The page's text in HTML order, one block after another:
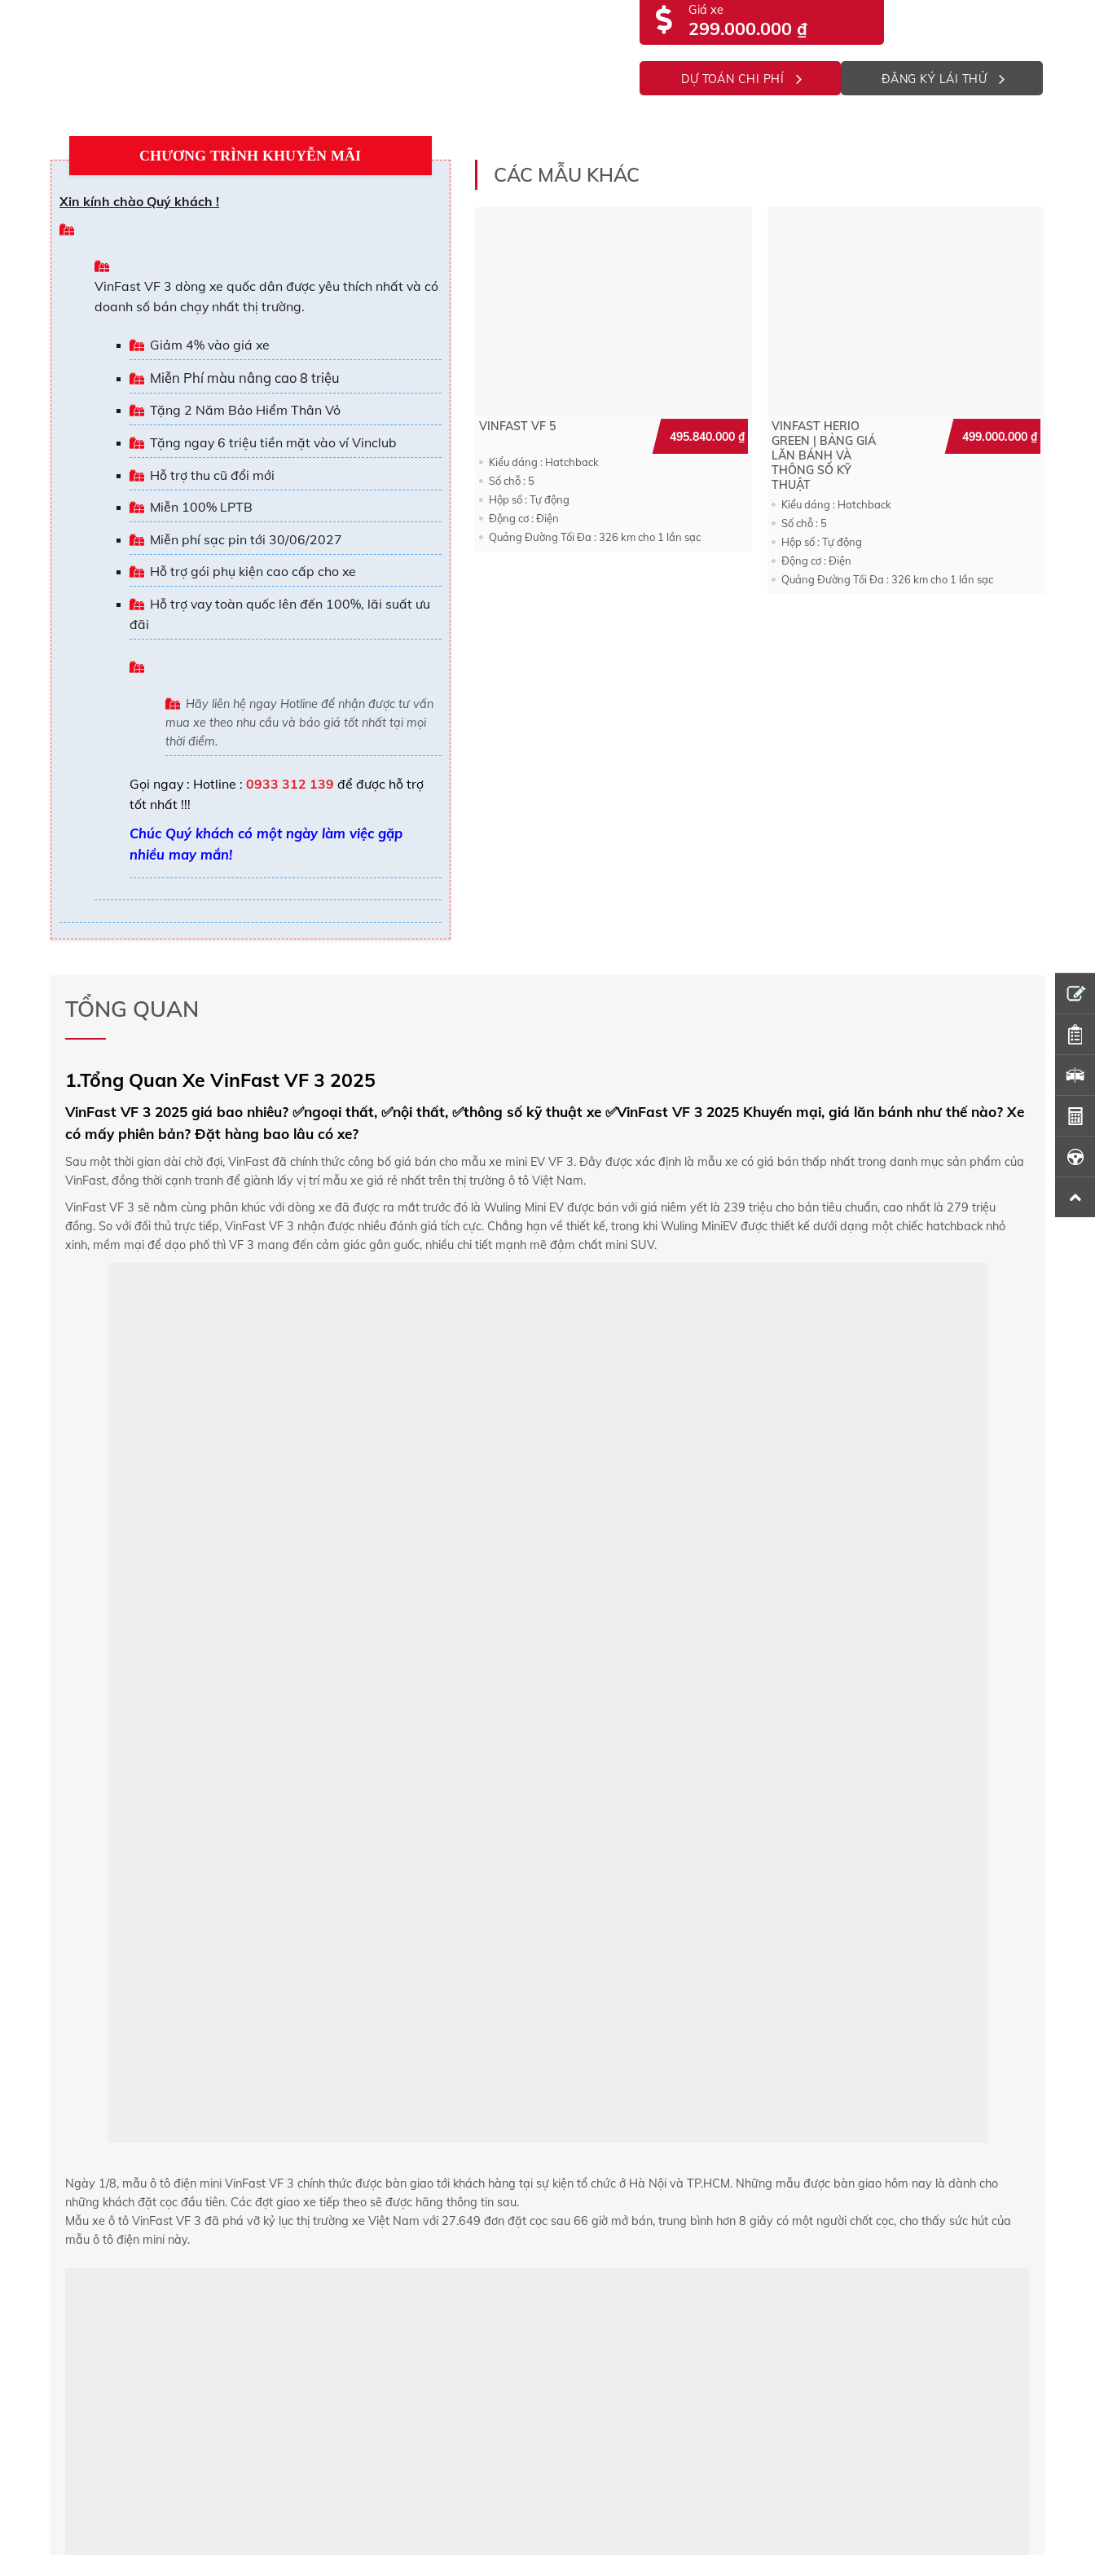
Giá xe
299.000.000 ₫
DỰ TOÁN CHI PHÍ ĐĂNG KÝ LÁI THỬ
CHƯƠNG TRÌNH KHUYỄN MÃI
Xin kính chào Quý khách !
VinFast VF 3 dòng xe quốc dân được yêu thích nhất và có
doanh số bán chạy nhất thị trường.
Giảm 4% vào giá xe
Miễn Phí màu nâng cao 8 triệu
Tặng 2 Năm Bảo Hiểm Thân Vỏ
Tặng ngay 6 triệu tiền mặt vào ví Vinclub
Hỗ trợ thu cũ đổi mới
Miễn 100% LPTB
Miễn phí sạc pin tới 30/06/2027
Hỗ trợ gói phụ kiện cao cấp cho xe
Hỗ trợ vay toàn quốc lên đến 100%, lãi suất ưu
đãi
Hãy liên hệ ngay Hotline để nhận được tư vấn
mua xe theo nhu cầu và báo giá tốt nhất tại mọi
thời điểm.
Gọi ngay : Hotline :0933 312 139 để được hỗ trợ
tốt nhất !!!
Chúc Quý khách có một ngày làm việc gặp
nhiều may mắn!
CÁC MẪU KHÁC
VINFAST VF 5
495.840.000 ₫
Kiểu dáng : Hatchback
Số chỗ : 5
Hộp số : Tự động
Động cơ : Điện
Quảng Đường Tối Đa : 326 km cho 1 lần sạc
VINFAST HERIO
GREEN | BẢNG GIÁ
LĂN BÁNH VÀ
THÔNG SỐ KỸ
THUẬT
499.000.000₫
Kiểu dáng : Hatchback
Số chỗ : 5
Hộp số : Tự động
Động cơ : Điện
Quảng Đường Tối Đa : 326 km cho 1 lần sạc
TỔNG QUAN
1.Tổng Quan Xe VinFast VF 3 2025
VinFast VF 3 2025 giá bao nhiêu? ✅ngoại thất, ✅nội thất, ✅thông số kỹ thuật xe ✅VinFast VF 3 2025 Khuyến mại, giá lăn bánh như thế nào? Xe
có mấy phiên bản? Đặt hàng bao lâu có xe?
Sau một thời gian dài chờ đợi, VinFast đã chính thức công bố giá bán cho mẫu xe mini EV VF 3. Đây được xác định là mẫu xe có giá bán thấp nhất trong danh mục sản phẩm của
VinFast, đồng thời cạnh tranh để giành lấy vị trí mẫu xe giá rẻ nhất trên thị trường ô tô Việt Nam.
VinFast VF 3 sẽ nằm cùng phân khúc với dòng xe đã được ra mắt trước đó là Wuling Mini EV được bán với giá niêm yết là 239 triệu cho bản tiêu chuẩn, cao nhất là 279 triệu
đồng. So với đối thủ trực tiếp, VinFast VF 3 nhận được nhiều đánh giá tích cực. Chẳng hạn về thiết kế, trong khi Wuling MiniEV được thiết kế dưới dạng một chiếc hatchback nhỏ
xinh, mềm mại để dạo phố thì VF 3 mang đến cảm giác gân guốc, nhiều chi tiết mạnh mẽ đậm chất mini SUV.
Ngày 1/8, mẫu ô tô điện mini VinFast VF 3 chính thức được bàn giao tới khách hàng tại sự kiện tổ chức ở Hà Nội và TP.HCM. Những mẫu được bàn giao hôm nay là dành cho
những khách đặt cọc đầu tiên. Các đợt giao xe tiếp theo sẽ được hãng thông tin sau.
Mẫu xe ô tô VinFast VF 3 đã phá vỡ kỷ lục thị trường xe Việt Nam với 27.649 đơn đặt cọc sau 66 giờ mở bán, trung bình hơn 8 giây có một người chốt cọc, cho thấy sức hút của
mẫu ô tô điện mini này.